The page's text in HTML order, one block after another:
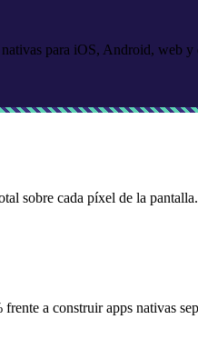
para iOS, Android, web
sobre cada píxel de la
a construir apps nativas